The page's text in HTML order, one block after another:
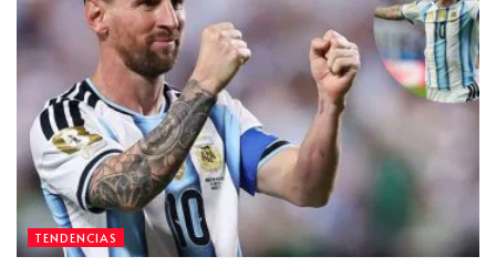
TENDENCIAS